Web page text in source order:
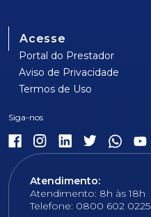
Acesse
Portal do Prestador
Aviso de Privacidade
Termos de Uso
Atendimento:
Atendimento: 8h às 18h
Telefone: 0800 602 0225